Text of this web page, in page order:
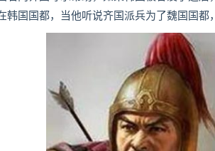
韩国国都，当他听说齐国派兵为了魏国国都